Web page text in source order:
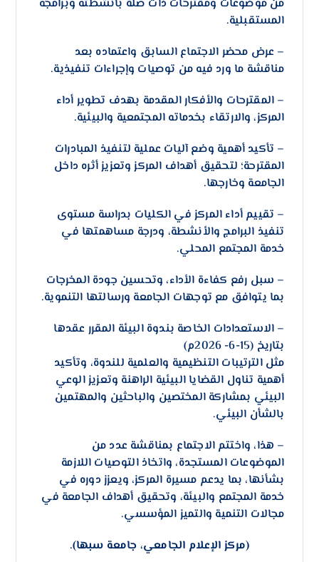
من موضوعات ومقترحات ذات صلة بأنشطته وبرامجه
المستقبلية.
– عرض محضر الاجتماع السابق واعتماده بعد
مناقشة ما ورد فيه من توصيات وإجراءات تنفيذية.
– المقترحات والأفكار المقدمة بهدف تطوير أداء
المركز، والارتقاء بخدماته المجتمعية والبيئية.
– تأكيد أهمية وضع آليات عملية لتنفيذ المبادرات
المقترحة؛ لتحقيق أهداف المركز وتعزيز أثره داخل
الجامعة وخارجها.
– تقييم أداء المركز في الكليات بدراسة مستوى
تنفيذ البرامج والأنشطة، ودرجة مساهمتها في
خدمة المجتمع المحلي.
– سبل رفع كفاءة الأداء، وتحسين جودة المخرجات
بما يتوافق مع توجهات الجامعة ورسالتها التنموية.
– الاستعدادات الخاصة بندوة البيئة المقرر عقدها
بتاريخ (15-6- 2026م)
مثل الترتيبات التنظيمية والعلمية للندوة، وتأكيد
أهمية تناول القضايا البيئية الراهنة وتعزيز الوعي
البيئي بمشاركة المختصين والباحثين والمهتمين
بالشأن البيئي.
– هذا، واختتم الاجتماع بمناقشة عدد من
الموضوعات المستجدة، واتخاذ التوصيات اللازمة
بشأنها، بما يدعم مسيرة المركز، ويعزز دوره في
خدمة المجتمع والبيئة، وتحقيق أهداف الجامعة في
مجالات التنمية والتميز المؤسسي.
(مركز الإعلام الجامعي، جامعة سبها).